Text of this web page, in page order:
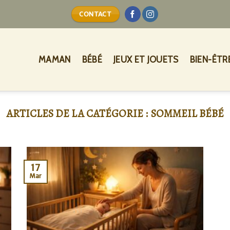
CONTACT
MAMAN BÉBÉ JEUX ET JOUETS BIEN-
SOMMEIL BÉBÉ
17
Mar